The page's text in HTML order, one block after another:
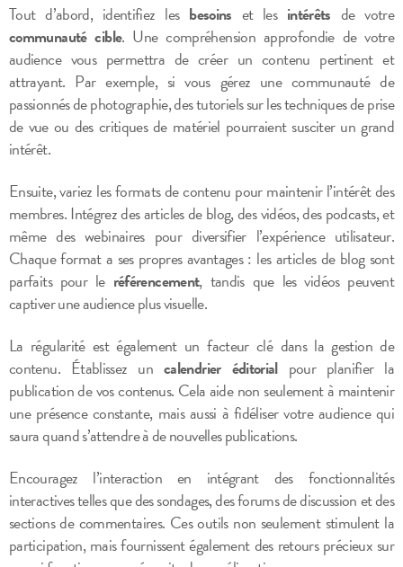
Tout d’abord, identifiez les besoins et les intérêts de votre
communauté cible. Une compréhension approfondie de votre
audience vous permettra de créer un contenu pertinent et
attrayant. Par exemple, si vous gérez une communauté de
passionnés de photographie, des tutoriels sur les techniques de prise
de vue ou des critiques de matériel pourraient susciter un grand
intérêt.
Ensuite, variez les formats de contenu pour maintenir l’intérêt des
membres. Intégrez des articles de blog, des vidéos, des podcasts, et
même des webinaires pour diversifier l’expérience utilisateur.
Chaque format a ses propres avantages : les articles de blog sont
parfaits pour le référencement, tandis que les vidéos peuvent
captiver une audience plus visuelle.
La régularité est également un facteur clé dans la gestion de
contenu. Établissez uncalendrier éditorialpour planifier la
publication de vos contenus. Cela aide non seulement à maintenir
une présence constante, mais aussi à fidéliser votre audience qui
saura quand s’attendre à de nouvelles publications.
Encouragez l’interaction en intégrant des fonctionnalités
interactives telles que des sondages, des forums de discussion et des
sections de commentaires. Ces outils non seulement stimulent la
participation, mais fournissent également des retours précieux sur